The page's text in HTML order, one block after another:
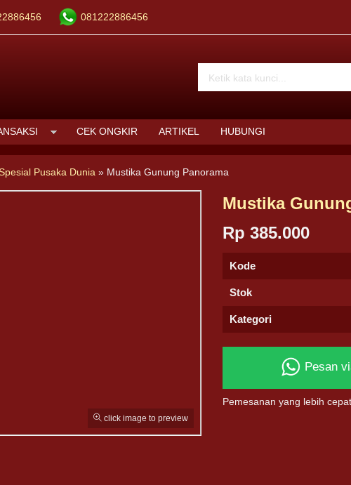
081222886456
CEK ONGKIR ARTIKEL HUBUNGI
Pusaka Dunia » Mustika Gunung Panorama
click image to preview
Mustika
Rp 385.000
Kode
Stok
Kategori
Pesan
Pemesanan yang lebih